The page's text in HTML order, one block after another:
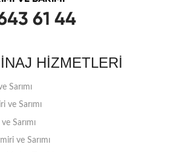
HIZMETLERI
Sarımı
ve Sarımı
Sarımı
ve Sarımı